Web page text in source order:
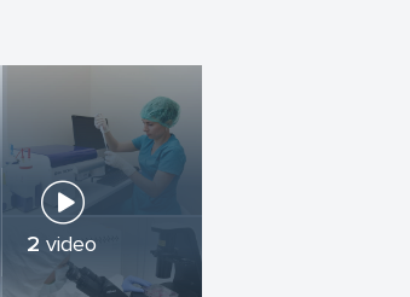
veikt saskaņā
kvalitātes un drošības
pilnas sterilitātes
nākotni savai
2 video